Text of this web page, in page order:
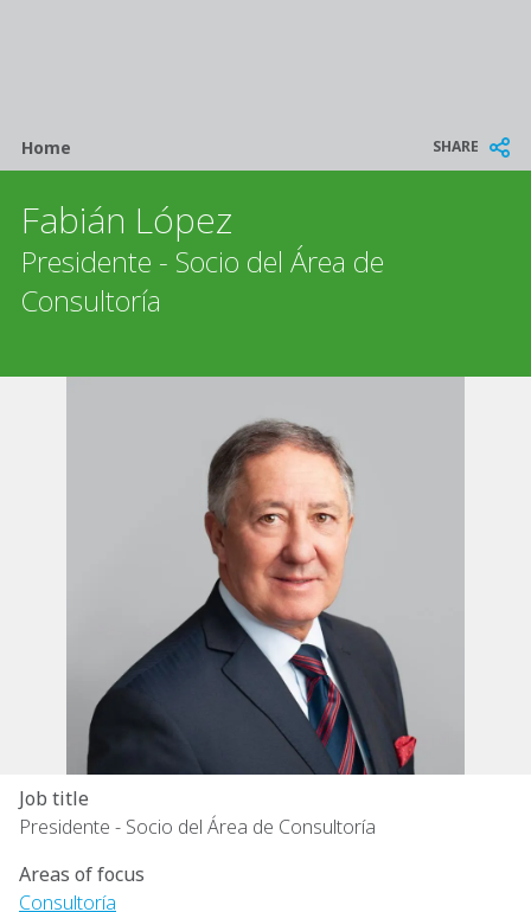
Breadcrumb
Home SHARE
Fabián López
Presidente - Socio del Área de
Consultoría
Job title
Presidente - Socio del Área de Consultoría
Areas of focus
Consultoría